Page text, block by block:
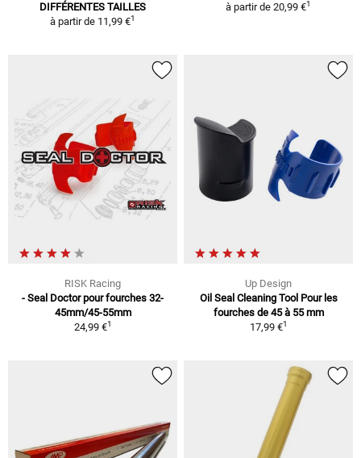
DIFFÉRENTES TAILLES
à partir de 11,99 €1
à partir de 20,99 €1
RISK Racing
- Seal Doctor pour fourches 32-
45mm/45-55mm
24,99 €1
Up Design
Oil Seal Cleaning Tool Pour les
fourches de 45 à 55 mm
17,99 €1